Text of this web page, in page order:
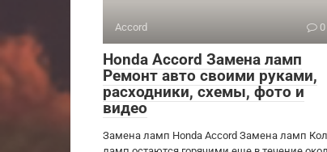
Accord 0
Honda Accord Замена ламп
Ремонт авто своими руками,
расходники, схемы, фото и
видео
Замена ламп Honda Accord Замена ламп